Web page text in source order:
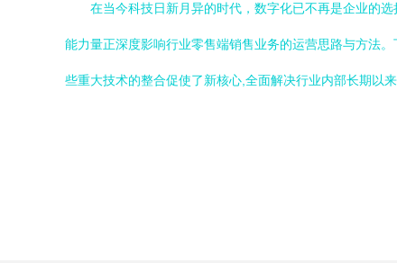
在当今科技日新月异的时代，数字化已不再是企业的
能力量正深度影响行业零售端销售业务的运营思路与方法
些重大技术的整合促使了新核心,全面解决行业内部长期以